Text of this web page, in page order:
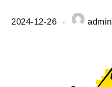
2024-12-26 admin